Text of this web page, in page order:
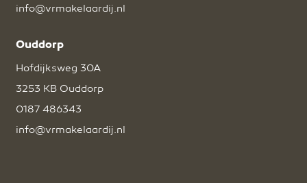
info@vrmakelaardij.nl
Ouddorp
Hofdijksweg 30A
3253 KB Ouddorp
0187 486343
info@vrmakelaardij.nl